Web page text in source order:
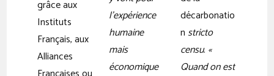
grâce aux
Instituts
Français, aux
Alliances
l’expérience
humaine
mais
économique
décarbonatio
n stricto
censu. «
Quand on est